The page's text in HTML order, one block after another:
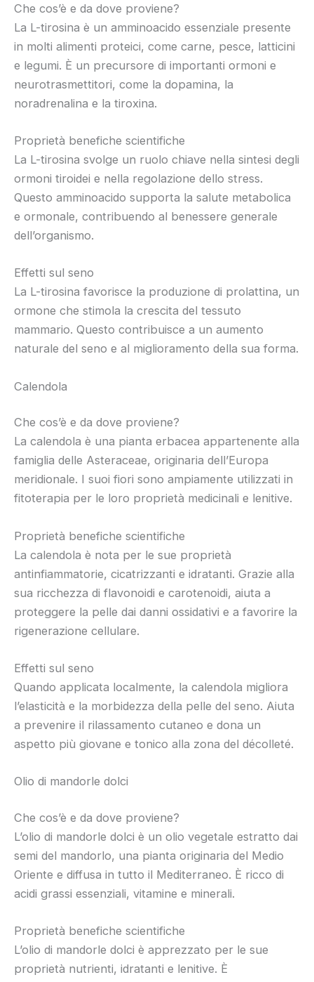
Che cos’è e da dove proviene?
La L-tirosina è un amminoacido essenziale presente
in molti alimenti proteici, come carne, pesce, latticini
e legumi. È un precursore di importanti ormoni e
neurotrasmettitori, come la dopamina, la
noradrenalina e la tiroxina.
Proprietà benefiche scientifiche
La L-tirosina svolge un ruolo chiave nella sintesi degli
ormoni tiroidei e nella regolazione dello stress.
Questo amminoacido supporta la salute metabolica
e ormonale, contribuendo al benessere generale
dell’organismo.
Effetti sul seno
La L-tirosina favorisce la produzione di prolattina, un
ormone che stimola la crescita del tessuto
mammario. Questo contribuisce a un aumento
naturale del seno e al miglioramento della sua forma.
Calendola
Che cos’è e da dove proviene?
La calendola è una pianta erbacea appartenente alla
famiglia delle Asteraceae, originaria dell’Europa
meridionale. I suoi fiori sono ampiamente utilizzati in
fitoterapia per le loro proprietà medicinali e lenitive.
Proprietà benefiche scientifiche
La calendola è nota per le sue proprietà
antinfiammatorie, cicatrizzanti e idratanti. Grazie alla
sua ricchezza di flavonoidi e carotenoidi, aiuta a
proteggere la pelle dai danni ossidativi e a favorire la
rigenerazione cellulare.
Effetti sul seno
Quando applicata localmente, la calendola migliora
l’elasticità e la morbidezza della pelle del seno. Aiuta
a prevenire il rilassamento cutaneo e dona un
aspetto più giovane e tonico alla zona del décolleté.
Olio di mandorle dolci
Che cos’è e da dove proviene?
L’olio di mandorle dolci è un olio vegetale estratto dai
semi del mandorlo, una pianta originaria del Medio
Oriente e diffusa in tutto il Mediterraneo. È ricco di
acidi grassi essenziali, vitamine e minerali.
Proprietà benefiche scientifiche
L’olio di mandorle dolci è apprezzato per le sue
proprietà nutrienti, idratanti e lenitive. È